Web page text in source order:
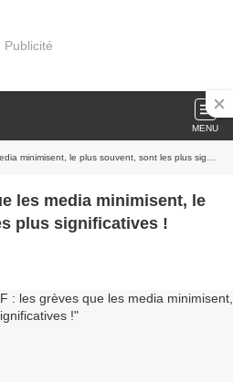
Publicité
MENU
le plus souvent, sont les plus significatives !
les media minimisent, le
plus significatives !